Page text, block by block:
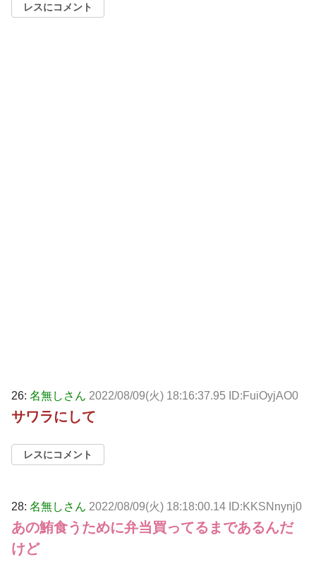
レスにコメント
26: 名無しさん 2022/08/09(火) 18:16:37.95 ID:FuiOyjAO0
サワラにして
レスにコメント
28: 名無しさん 2022/08/09(火) 18:18:00.14 ID:KKSNnynj0
あの鮪食うために弁当買ってるまであるんだ
けど